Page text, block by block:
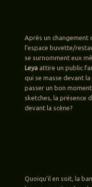
Après un changement
l’espace buvette/
se surnomment eux
Leya attire un public
qui se masse devant
passer un bon
sketches, la présence
devant la scène?
Quoiqu’il en soit, la